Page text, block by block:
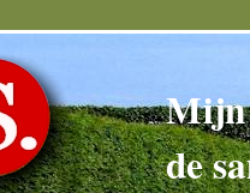
Mijn
de